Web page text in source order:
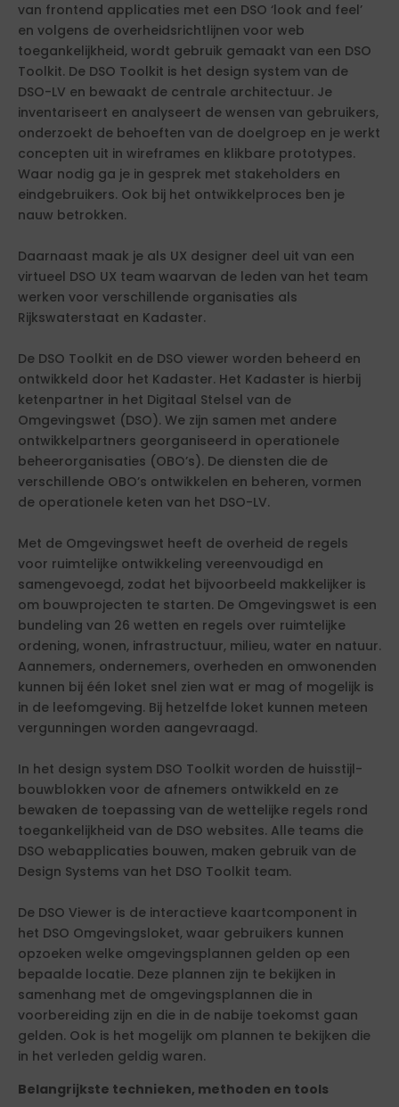
van frontend applicaties met een DSO ‘look and feel’
en volgens de overheidsrichtlijnen voor web
toegankelijkheid, wordt gebruik gemaakt van een DSO
Toolkit. De DSO Toolkit is het design system van de
DSO-LV en bewaakt de centrale architectuur. Je
inventariseert en analyseert de wensen van gebruikers,
onderzoekt de behoeften van de doelgroep en je werkt
concepten uit in wireframes en klikbare prototypes.
Waar nodig ga je in gesprek met stakeholders en
eindgebruikers. Ook bij het ontwikkelproces ben je
nauw betrokken.
Daarnaast maak je als UX designer deel uit van een
virtueel DSO UX team waarvan de leden van het team
werken voor verschillende organisaties als
Rijkswaterstaat en Kadaster.
De DSO Toolkit en de DSO viewer worden beheerd en
ontwikkeld door het Kadaster. Het Kadaster is hierbij
ketenpartner in het Digitaal Stelsel van de
Omgevingswet (DSO). We zijn samen met andere
ontwikkelpartners georganiseerd in operationele
beheerorganisaties (OBO’s). De diensten die de
verschillende OBO’s ontwikkelen en beheren, vormen
de operationele keten van het DSO-LV.
Met de Omgevingswet heeft de overheid de regels
voor ruimtelijke ontwikkeling vereenvoudigd en
samengevoegd, zodat het bijvoorbeeld makkelijker is
om bouwprojecten te starten. De Omgevingswet is een
bundeling van 26 wetten en regels over ruimtelijke
ordening, wonen, infrastructuur, milieu, water en natuur.
Aannemers, ondernemers, overheden en omwonenden
kunnen bij één loket snel zien wat er mag of mogelijk is
in de leefomgeving. Bij hetzelfde loket kunnen meteen
vergunningen worden aangevraagd.
In het design system DSO Toolkit worden de huisstijl-
bouwblokken voor de afnemers ontwikkeld en ze
bewaken de toepassing van de wettelijke regels rond
toegankelijkheid van de DSO websites. Alle teams die
DSO webapplicaties bouwen, maken gebruik van de
Design Systems van het DSO Toolkit team.
De DSO Viewer is de interactieve kaartcomponent in
het DSO Omgevingsloket, waar gebruikers kunnen
opzoeken welke omgevingsplannen gelden op een
bepaalde locatie. Deze plannen zijn te bekijken in
samenhang met de omgevingsplannen die in
voorbereiding zijn en die in de nabije toekomst gaan
gelden. Ook is het mogelijk om plannen te bekijken die
in het verleden geldig waren.
Belangrijkste technieken, methoden en tools